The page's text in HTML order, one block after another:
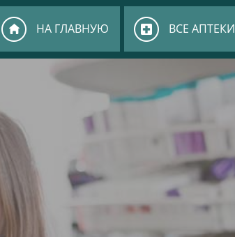
НА ГЛАВНУЮ ВСЕ АПТЕКИ